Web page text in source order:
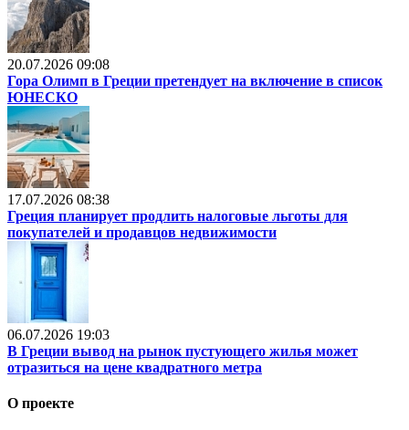
20.07.2026 09:08
Гора Олимп в Греции претендует на включение в список
ЮНЕСКО
17.07.2026 08:38
Греция планирует продлить налоговые льготы для
покупателей и продавцов недвижимости
06.07.2026 19:03
В Греции вывод на рынок пустующего жилья может
отразиться на цене квадратного метра
О проекте